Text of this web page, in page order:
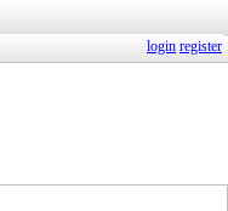
login register